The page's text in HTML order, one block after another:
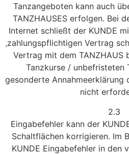
Tanzangeboten kann auch
TANZHAUSES erfolgen. Bei
Internet schließt der KUNDE
‚zahlungspflichtigen Vertrag
Vertrag mit dem TANZHAUS
Tanzkurse / unbefristeten
gesonderte Annahmeerklärung
nicht
2.3
Eingabefehler kann der
Schaltflächen korrigieren. Im
KUNDE Eingabefehler in den